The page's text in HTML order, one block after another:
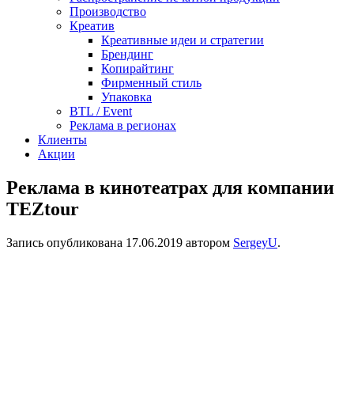
Производство
Креатив
Креативные идеи и стратегии
Брендинг
Копирайтинг
Фирменный стиль
Упаковка
BTL / Event
Реклама в регионах
Клиенты
Акции
Реклама в кинотеатрах для компании
TEZtour
Запись опубликована 17.06.2019 автором SergeyU.